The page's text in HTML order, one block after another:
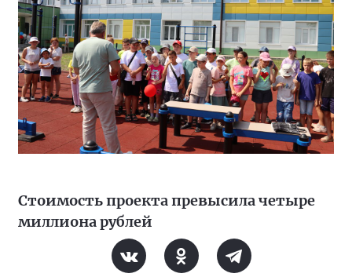
Стоимость проекта превысила четыре
миллиона рублей